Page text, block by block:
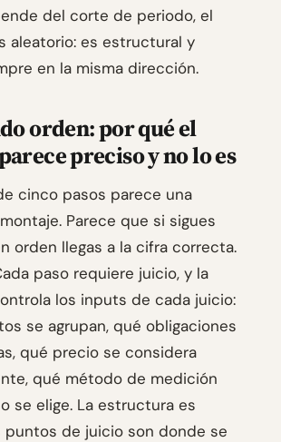
del corte de periodo, el
aleatorio: es estructural y
en la misma dirección.
orden: por qué el
preciso y no lo es
cinco pasos parece una
Parece que si sigues
orden llegas a la cifra correcta.
paso requiere juicio, y la
los inputs de cada juicio:
se agrupan, qué obligaciones
qué precio se considera
qué método de medición
se elige. La estructura es
puntos de juicio son donde se